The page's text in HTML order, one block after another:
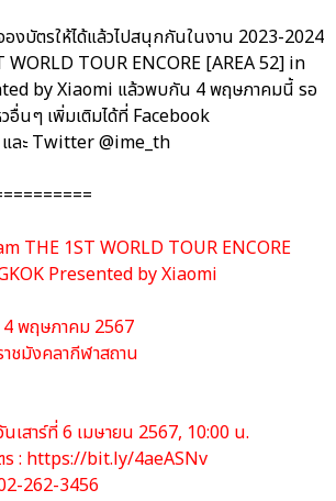
งบัตรให้ได้แล้วไปสนุกกันในงาน 2023-2024
TOUR ENCORE [AREA 52] in
by Xiaomi แล้วพบกัน 4 พฤษภาคมนี้ รอ
อื่นๆ เพิ่มเติมได้ที่ Facebook
ละ Twitter @ime_th
THE 1ST WORLD TOUR ENCORE
Presented by Xiaomi
4 พฤษภาคม 2567
ชมังคลากีฬาสถาน
เสาร์ที่ 6 เมษายน 2567, 10:00 น.
: https://bit.ly/4aeASNv
262-3456